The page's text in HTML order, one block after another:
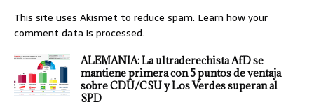
This site uses Akismet to reduce spam. Learn how your
comment data is processed.
ALEMANIA: La ultraderechista AfD se
mantiene primera con 5 puntos de ventaja
sobre CDU/CSU y Los Verdes superan al
SPD